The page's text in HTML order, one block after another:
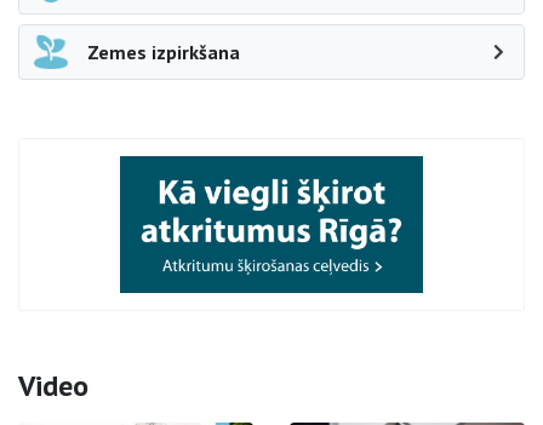
Zemes izpirkšana
Video